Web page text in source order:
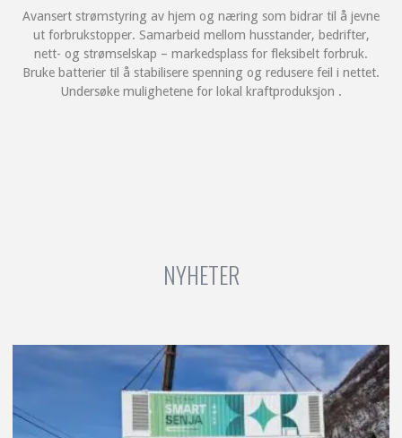
Avansert strømstyring av hjem og næring som bidrar til å jevne
ut forbrukstopper. Samarbeid mellom husstander, bedrifter,
nett- og strømselskap – markedsplass for fleksibelt forbruk.
Bruke batterier til å stabilisere spenning og redusere feil i nettet.
Undersøke mulighetene for lokal kraftproduksjon .
NYHETER